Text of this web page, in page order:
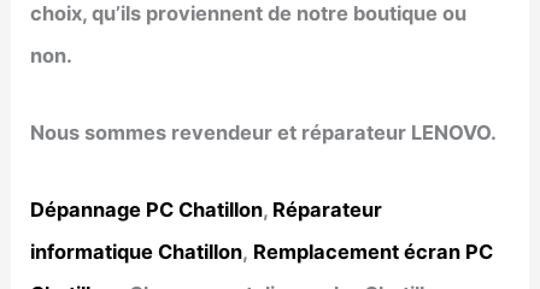
choix, qu’ils proviennent de notre boutique ou
non.
Nous sommes revendeur et réparateur LENOVO.
Dépannage PC Chatillon, Réparateur
informatique Chatillon, Remplacement écran PC